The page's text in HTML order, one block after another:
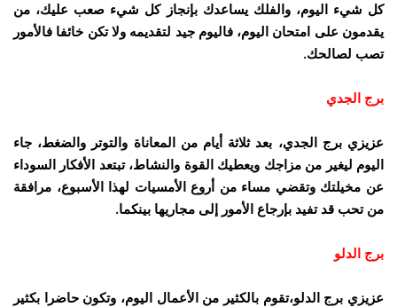
كل شيء اليوم، والفلك يساعدك بإنجاز كل شيء صعب عليك، من
يقدمون على امتحان اليوم، فاليوم جيد لتقديمه ولا تكن خائفا فالأمور
تصب لصالحك.
برج الجدي
عزيزي برج الجدي، بعد ثلاثة أيام من المعاناة والتوتر والضغط، جاء
اليوم ليغير من مزاجك ويعطيك القوة والنشاط، تبتعد الأفكار السوداء
عن مخيلتك وتقضي مساء من أروع الأمسيات لهذا الأسبوع، مرافقة
من تحب قد تفيد بإرجاع الأمور إلى مجاريها بينكما.
برج الدلو
عزيزي برج الدلو،تقوم بالكثير من الأعمال اليوم، وتكون حاضرا بكثير